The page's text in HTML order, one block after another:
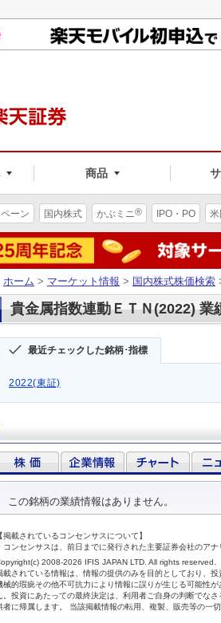
商品
ーン 国内株式 かぶミニ® IPO・PO
ホーム > マーケット情報 > 国内株式株価検索
貴金属指数連動ＥＴＮ(2022) 業
最近チェックした銘柄･指標
2022(東証)